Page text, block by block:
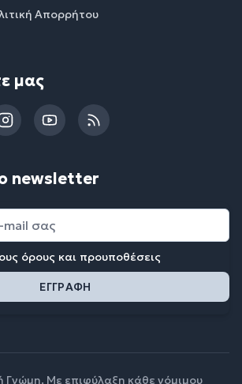
Απορρήτου
μας
InstagramYouTubeRSS
newsletter
όρους και προυποθέσεις
Γνώμη. Με επιφύλαξη κάθε νόμιμου